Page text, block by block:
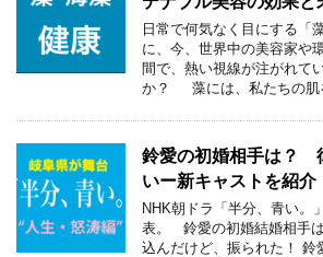
日常で何気なく目にする「
に、今、世界中の美容家や
間で、熱い視線が注がれて
か？ 藻には、私たちの肌
鈴愛の初婚相手は？
いー新キャストを紹介
NHK朝ドラ「半分、青い。
表。 鈴愛の初婚結婚相手
込んだけど、振られた！ 鈴